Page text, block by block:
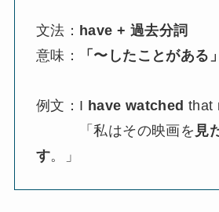
文法： have + 過去分詞
意味：
「〜したことがある」
例文：I have watched that
「私はその映画を 見
す。」